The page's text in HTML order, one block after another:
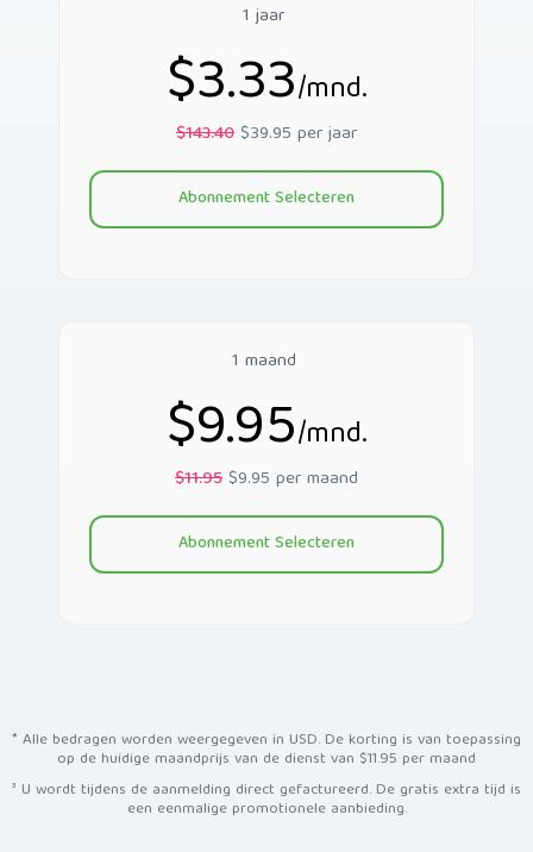
1 maand
$9.95/mnd.
$11.95$9.95 per maand
Abonnement Selecteren
1 jaar
$3.33/mnd.
$143.40$39.95 per jaar
Abonnement Selecteren
* Alle bedragen worden weergegeven in USD. De korting is van toepassing
op de huidige maandprijs van de dienst van $11.95 per maand
³ U wordt tijdens de aanmelding direct gefactureerd. De gratis extra tijd is
een eenmalige promotionele aanbieding.